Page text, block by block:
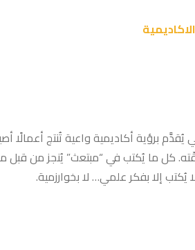
برؤية أكاديمية واعية تُنتج
كل ما يُكتب في “مبتعث” يُنجز من
إلا بفكر علمي… لا بخوارزمية.